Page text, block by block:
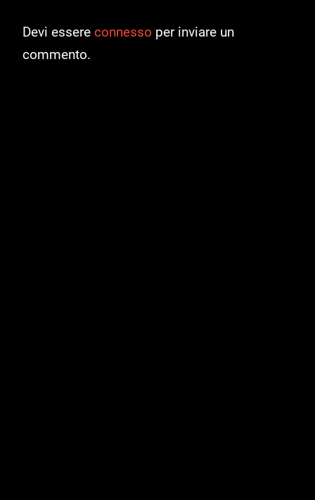
Devi essere connesso per inviare un
commento.